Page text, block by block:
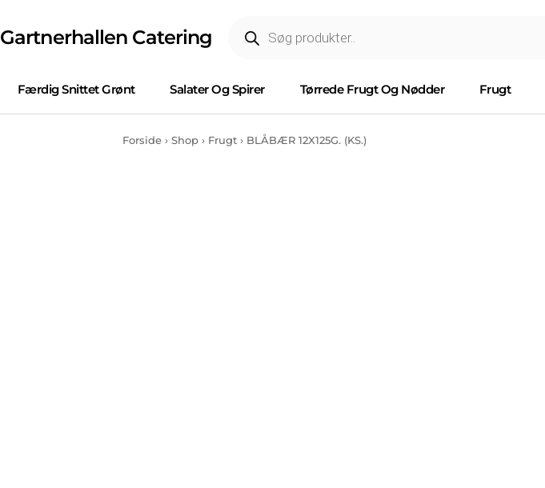
Gartnerhallen Catering
Færdig Snittet Grønt Salater Og Spirer Tørrede Frugt Og Nødder Frugt
Forside› Shop› Frugt› BLÅBÆR 12X125G. (KS.)